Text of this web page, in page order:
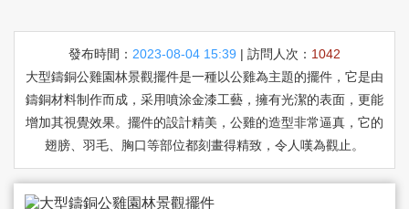
發布時間： 2023-08-04 15:39 | 訪問人次： 1042
大型鑄銅公雞園林景觀擺件是一種以公雞為主題的擺件，它是由
鑄銅材料制作而成，采用噴涂金漆工藝，擁有光潔的表面，更能
增加其視覺效果。擺件的設計精美，公雞的造型非常逼真，它的
翅膀、羽毛、胸口等部位都刻畫得精致，令人嘆為觀止。